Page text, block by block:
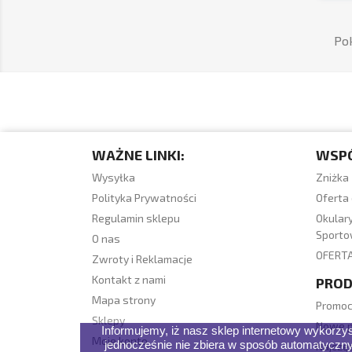
WAŻNE LINKI:
Wysyłka
Polityka Prywatności
Regulamin sklepu
O nas
Zwroty i Reklamacje
Kontakt z nami
Mapa strony
Sklepy
Moje konto
Zniżka
Oferta
Nowe
Informujemy, iż nasz sklep internetowy
jednocześnie nie zbiera w sposób